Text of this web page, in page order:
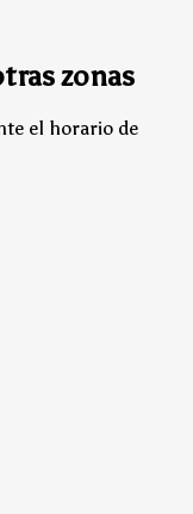
zonas
el horario de